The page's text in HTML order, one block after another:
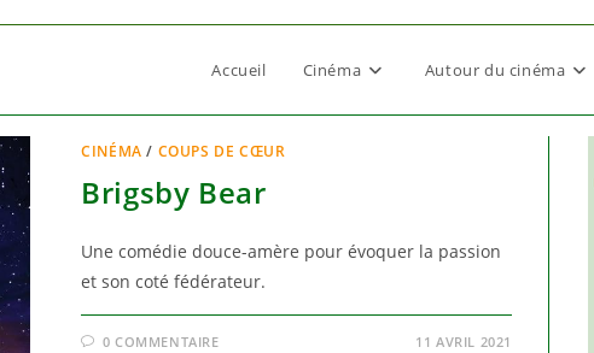
Accueil Cinéma Autour du cinéma
CINÉMA / COUPS DE CŒUR
Brigsby Bear
Une comédie douce-amère pour évoquer la passion
et son coté fédérateur.
0 COMMENTAIRE 11 AVRIL 2021